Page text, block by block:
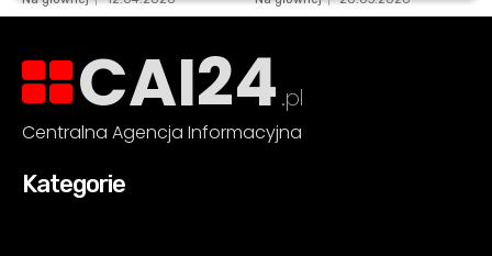
CAI24 .pl
Centralna Agencja Informacyjna
Kategorie